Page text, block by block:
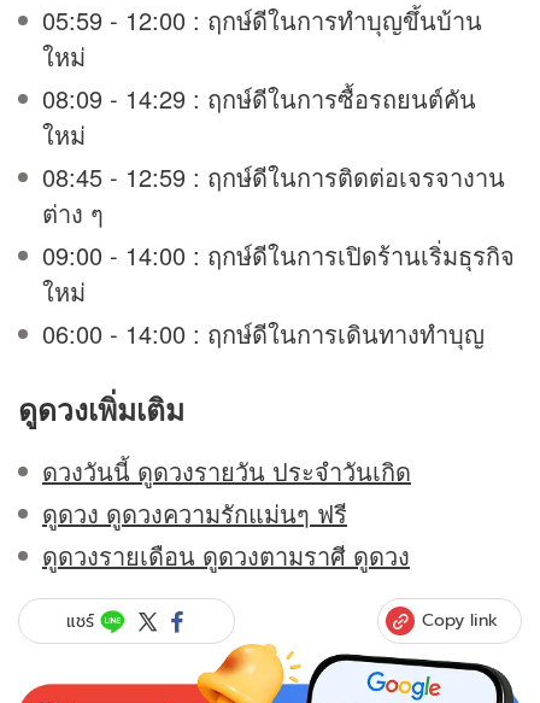
05:59 - 12:00 : ฤกษ์ดีในการทำบุญขึ้นบ้าน
ใหม่
08:09 - 14:29 : ฤกษ์ดีในการซื้อรถยนต์คัน
ใหม่
08:45 - 12:59 : ฤกษ์ดีในการติดต่อเจรจางาน
ต่าง ๆ
09:00 - 14:00 : ฤกษ์ดีในการเปิดร้านเริ่มธุรกิจ
ใหม่
06:00 - 14:00 : ฤกษ์ดีในการเดินทางทำบุญ
ดูดวงเพิ่มเติม
ดวงวันนี้ ดูดวงรายวัน ประจำวันเกิด
ดูดวง ดูดวงความรักแม่นๆ ฟรี
ดูดวงรายเดือน ดูดวงตามราศี ดูดวง
แชร์ Copy link